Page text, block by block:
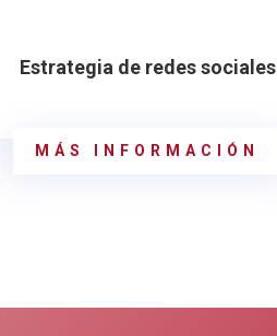
Estrategia de redes sociales
MÁS INFORMACIÓN